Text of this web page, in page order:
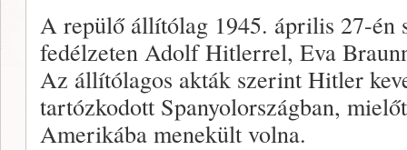
A repülő állítólag 1945. április 27-én
fedélzeten Adolf Hitlerrel, Eva
Az állítólagos akták szerint Hitler
tartózkodott Spanyolországban,
Amerikába menekült volna.